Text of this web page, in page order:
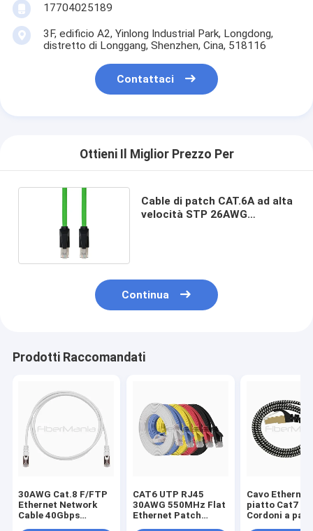
17704025189
3F, edificio A2, Yinlong Industrial Park, Longdong,
distretto di Longgang, Shenzhen, Cina, 518116
Contattaci
Ottieni Il Miglior Prezzo Per
Cable di patch CAT.6A ad alta
velocità STP 26AWG
Continua
Prodotti Raccomandati
30AWG Cat.8 F/FTP
Ethernet Network
Cable 40Gbps
CAT6 UTP RJ45
30AWG 550MHz Flat
Ethernet Patch
Cavo
piatto Cat7 10
Cordoni a